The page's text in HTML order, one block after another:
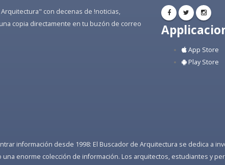
con decenas de !noticias,
copia directamente en tu buzón de correo
App Store
Play Store
información desde 1998: El Buscador de Arquitectura se dedica a
enorme colección de información. Los arquitectos, estudiantes y